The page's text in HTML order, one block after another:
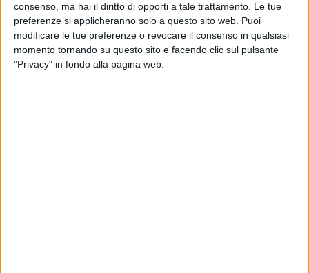
consenso, ma hai il diritto di opporti a tale trattamento. Le tue
preferenze si applicheranno solo a questo sito web. Puoi
modificare le tue preferenze o revocare il consenso in qualsiasi
momento tornando su questo sito e facendo clic sul pulsante
"Privacy" in fondo alla pagina web.
voglio concludere la mia carriera in famiglia e vincere i trofei
con questa squadra. Ritroverò tanti vecchi compagni: il
capitano Pedone e il mister Di Chiano con i quali ho un bel
rapporto e non vedo l'ora di mettermi a disposizione della
società in questa stagione e portare a casa qualche trofeo»